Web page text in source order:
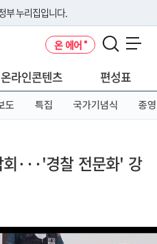
부 누리집입니다.
주소를 사용하고 있다면 아래 URL에
온 에어
온라인콘텐츠 편성표
도 특집 국가기념식 종영
···'경찰 전문화' 강